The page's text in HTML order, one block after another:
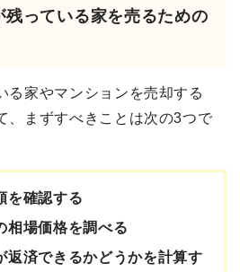
っている家を売るための
る家やマンションを売却する
、まずすべきことは次の3つで
を確認する
相場価格を調べる
返済できるかどうかを計算す